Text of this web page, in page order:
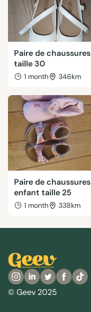
Paire de chaussures
taille 30
1 month 346km
Paire de chaussures
enfant taille 25
1 month 338km
© Geev 2025